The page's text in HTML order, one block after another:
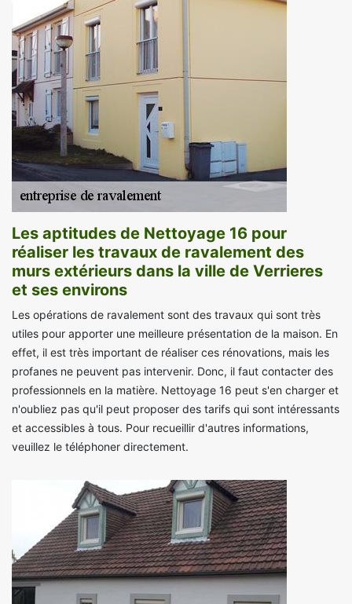
Les aptitudes de Nettoyage 16 pour
réaliser les travaux de ravalement des
murs extérieurs dans la ville de Verrieres
et ses environs
Les opérations de ravalement sont des travaux qui sont très
utiles pour apporter une meilleure présentation de la maison. En
effet, il est très important de réaliser ces rénovations, mais les
profanes ne peuvent pas intervenir. Donc, il faut contacter des
professionnels en la matière. Nettoyage 16 peut s'en charger et
n'oubliez pas qu'il peut proposer des tarifs qui sont intéressants
et accessibles à tous. Pour recueillir d'autres informations,
veuillez le téléphoner directement.